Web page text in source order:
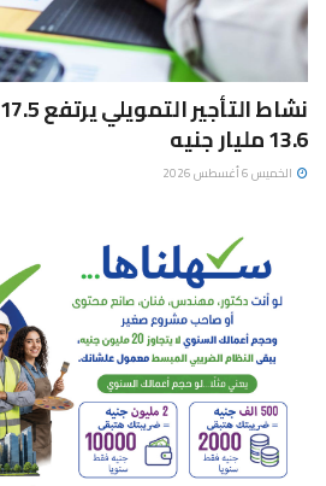
13.6 مليار جنيه
الخميس 6 أغسطس 2026